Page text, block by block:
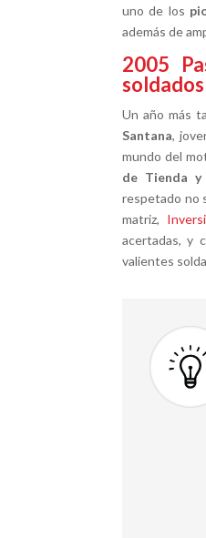
uno de los
además de
2005
soldados
Un año más
Santana,
mundo del
de Tienda y
respetado no
matriz,
acertadas, y
valientes